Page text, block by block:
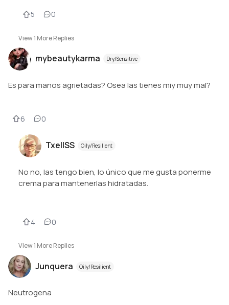
5 0
View1 More Replies
mybeautykarma Dry/Sensitive
Es para manos agrietadas? Osea las tienes miy muy mal?
6 0
TxellSS Oily/Resilient
No no, las tengo bien, lo único que me gusta ponerme
crema para mantenerlas hidratadas.
4 0
View1 More Replies
Junquera Oily/Resilient
Neutrogena